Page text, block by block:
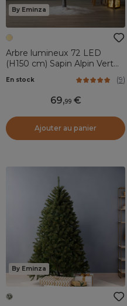
By Eminza
Arbre lumineux 72 LED
(H150 cm) Sapin Alpin Vert
En stock (9)
69,99
Ajouter au panier
By Eminza